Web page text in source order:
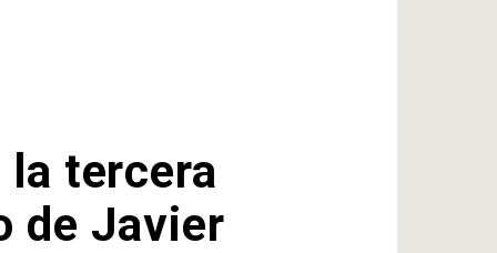
tercera
de Javier